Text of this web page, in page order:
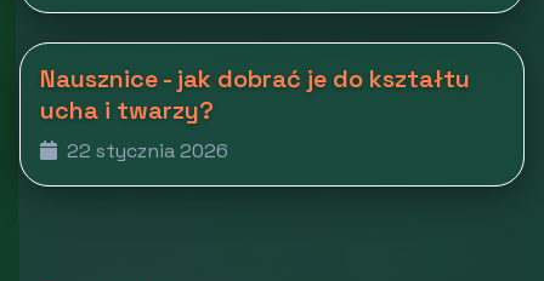
Nausznice - jak dobrać je do kształtu
ucha i twarzy?
22 stycznia 2026